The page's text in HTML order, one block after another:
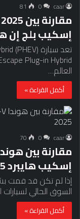
caar
0
81
إسكيب بلج إن
العالم…
أكمل القراءة »
caar
0
70
إسكيب هايبرد 2025
إذا لم تكن قد قمت
السوق الحالي
أكمل القراءة »